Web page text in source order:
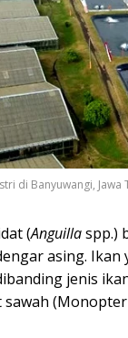
di Banyuwangi, Jawa
(Anguillaspp.)
asing.
jenis